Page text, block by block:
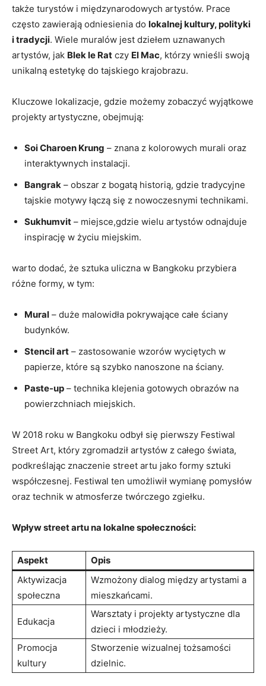
także turystów i międzynarodowych artystów. Prace
często zawierają odniesienia do lokalnej kultury, polityki
i tradycji. Wiele muralów jest dziełem uznawanych
artystów, jak Blek le Rat czy El Mac, którzy wnieśli swoją
unikalną estetykę do tajskiego krajobrazu.
Kluczowe lokalizacje, gdzie możemy zobaczyć wyjątkowe
projekty artystyczne, obejmują:
Soi Charoen Krung – znana z kolorowych murali oraz
interaktywnych instalacji.
Bangrak – obszar z bogatą historią, gdzie tradycyjne
tajskie motywy łączą się z nowoczesnymi technikami.
Sukhumvit – miejsce,gdzie wielu artystów odnajduje
inspirację w życiu miejskim.
warto dodać, że sztuka uliczna w Bangkoku przybiera
różne formy, w tym:
Mural – duże malowidła pokrywające całe ściany
budynków.
Stencil art – zastosowanie wzorów wyciętych w
papierze, które są szybko nanoszone na ściany.
Paste-up – technika klejenia gotowych obrazów na
powierzchniach miejskich.
W 2018 roku w Bangkoku odbył się pierwszy Festiwal
Street Art, który zgromadził artystów z całego świata,
podkreślając znaczenie street artu jako formy sztuki
współczesnej. Festiwal ten umożliwił wymianę pomysłów
oraz technik w atmosferze twórczego zgiełku.
Wpływ street artu na lokalne społeczności:
Aspekt
Opis
Aktywizacja
społeczna
Wzmożony dialog między artystami a
mieszkańcami.
Edukacja
Warsztaty i projekty artystyczne dla
dzieci i młodzieży.
Promocja
kultury
Stworzenie wizualnej tożsamości
dzielnic.